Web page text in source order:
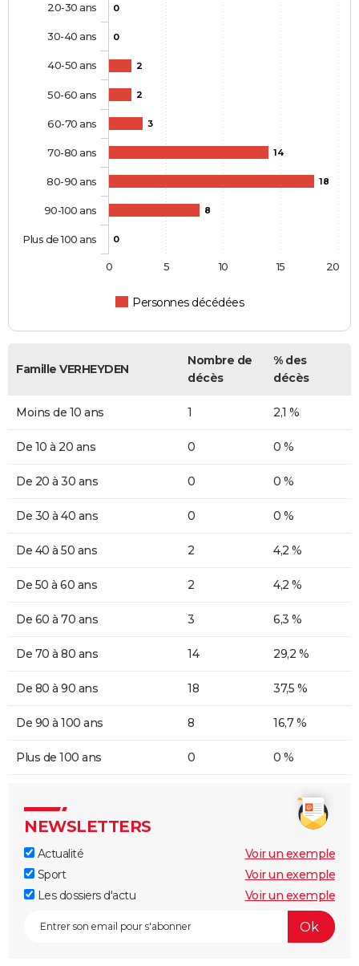
0
0
2
2
3
14
18
8
0
Personnes décédées
20-30 ans
30-40 ans
40-50 ans
50-60 ans
60-70 ans
70-80 ans
80-90 ans
90-100 ans
Plus de 100 ans
0 5 10 15 20
Famille VERHEYDEN
Nombre de
décès
% des
décès
Moins de 10 ans 1 2,1 %
De 10 à 20 ans 0 0 %
De 20 à 30 ans 0 0 %
De 30 à 40 ans 0 0 %
De 40 à 50 ans 2 4,2 %
De 50 à 60 ans 2 4,2 %
De 60 à 70 ans 3 6,3 %
De 70 à 80 ans 14 29,2 %
De 80 à 90 ans 18 37,5 %
De 90 à 100 ans 8 16,7 %
Plus de 100 ans 0 0 %
NEWSLETTERS
Actualité
Voir un exemple
Sport
Voir un exemple
Les dossiers d'actu
Voir un exemple